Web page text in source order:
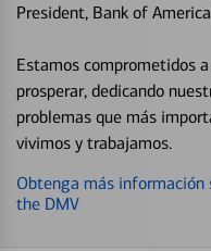
President, Bank of
Estamos comprometidos
prosperar, dedicando
problemas que más
vivimos y trabajamos.
Obtenga más información
the DMV